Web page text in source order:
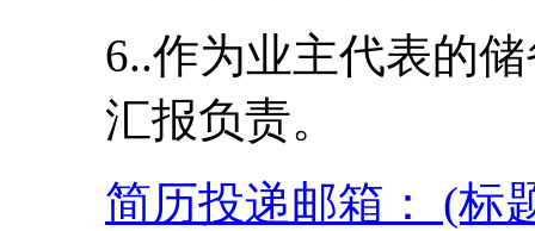
6..作为业主代表的
汇报负责。
简历投递邮箱： (标